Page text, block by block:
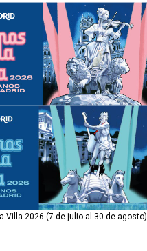
Villa 2026 (7 de julio al 30 de agosto)